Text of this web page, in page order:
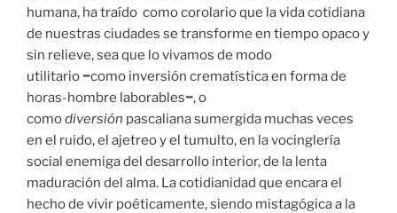
humana, ha traído como corolario que la vida cotidiana
de nuestras ciudades se transforme en tiempo opaco y
sin relieve, sea que lo vivamos de modo
utilitario−como inversión crematística en forma de
horas-hombre laborables−, o
comodiversión pascaliana sumergida muchas veces
en el ruido, el ajetreo y el tumulto, en la vocinglería
social enemiga del desarrollo interior, de la lenta
maduración del alma. La cotidianidad que encara el
hecho de vivir poéticamente, siendo mistagógica a la